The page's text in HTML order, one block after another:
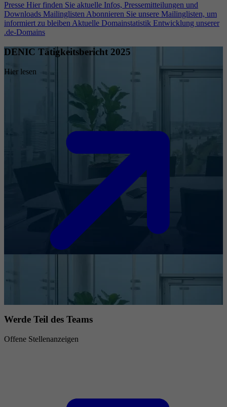
Presse Hier finden Sie aktuelle Infos, Pressemitteilungen und
Downloads Mailinglisten Abonnieren Sie unsere Mailinglisten, um
informiert zu bleiben Aktuelle Domainstatistik Entwicklung unserer
.de-Domains
DENIC Tätigkeitsbericht 2025
Hier lesen
Werde Teil des Teams
Offene Stellenanzeigen